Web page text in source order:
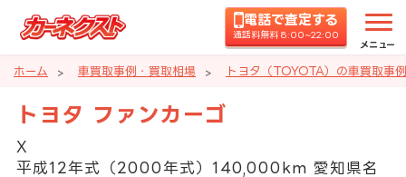
電話で査定する
通話料無料 8:00~22:00
メニュー
ホーム 車買取事例・買取相場 トヨタ（TOYOTA）の車買取事
トヨタ ファンカーゴ
X
平成12年式（2000年式）140,000km 愛知県名